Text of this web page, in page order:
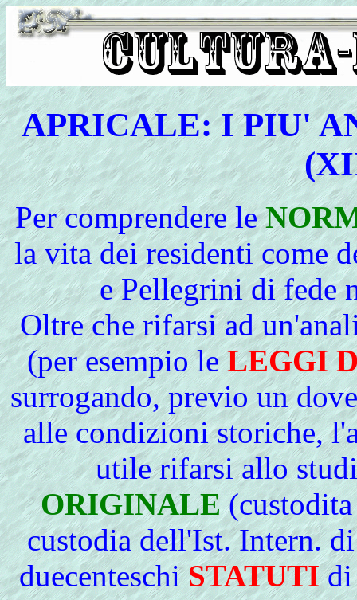
APRICALE: I PIU'
Per comprendere le
la vita dei residenti come
e Pellegrini di fede
Oltre che rifarsi ad
(per esempio leLEGGI
surrogando, previo un
alle condizioni storiche,
utile rifarsi allo
ORIGINALE(custodita
custodia dell'Ist. Intern.
duecenteschiSTATUTIdi